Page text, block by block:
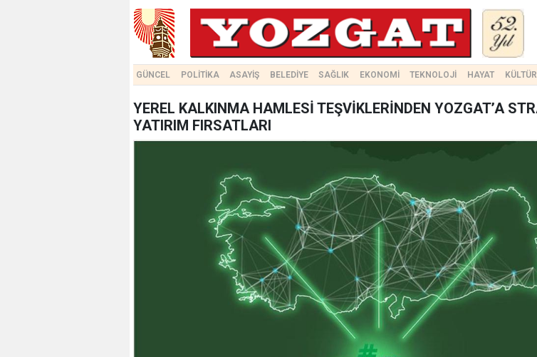
GÜNCEL POLİTİKA ASAYİŞ BELEDİYE SAĞLIK EKONOMİ TEKNOLOJİ HAYAT
YEREL KALKINMA HAMLESİ TEŞVİKLERİNDEN YOZGAT’A
YATIRIM FIRSATLARI